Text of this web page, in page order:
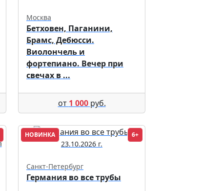
Москва
Бетховен, Паганини,
Брамс, Дебюсси.
Виолончель и
фортепиано. Вечер при
свечах в ...
от 1 000руб.
НОВИНКА 6+
23.10.2026 г.
Санкт-Петербург
Германия во все трубы